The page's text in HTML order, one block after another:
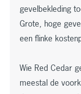
gevelbekleding
Grote, hoge
een flinke
Wie Red Cedar
meestal de